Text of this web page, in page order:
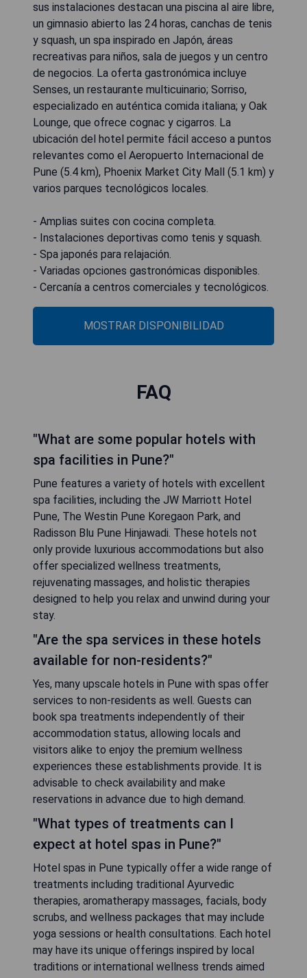
sus instalaciones destacan una piscina al aire libre,
un gimnasio abierto las 24 horas, canchas de tenis
y squash, un spa inspirado en Japón, áreas
recreativas para niños, sala de juegos y un centro
de negocios. La oferta gastronómica incluye
Senses, un restaurante multicuinario; Sorriso,
especializado en auténtica comida italiana; y Oak
Lounge, que ofrece cognac y cigarros. La
ubicación del hotel permite fácil acceso a puntos
relevantes como el Aeropuerto Internacional de
Pune (5.4 km), Phoenix Market City Mall (5.1 km) y
varios parques tecnológicos locales.
- Amplias suites con cocina completa.
- Instalaciones deportivas como tenis y squash.
- Spa japonés para relajación.
- Variadas opciones gastronómicas disponibles.
- Cercanía a centros comerciales y tecnológicos.
MOSTRAR DISPONIBILIDAD
FAQ
"What are some popular hotels with
spa facilities in Pune?"
Pune features a variety of hotels with excellent
spa facilities, including the JW Marriott Hotel
Pune, The Westin Pune Koregaon Park, and
Radisson Blu Pune Hinjawadi. These hotels not
only provide luxurious accommodations but also
offer specialized wellness treatments,
rejuvenating massages, and holistic therapies
designed to help you relax and unwind during your
stay.
"Are the spa services in these hotels
available for non-residents?"
Yes, many upscale hotels in Pune with spas offer
services to non-residents as well. Guests can
book spa treatments independently of their
accommodation status, allowing locals and
visitors alike to enjoy the premium wellness
experiences these establishments provide. It is
advisable to check availability and make
reservations in advance due to high demand.
"What types of treatments can I
expect at hotel spas in Pune?"
Hotel spas in Pune typically offer a wide range of
treatments including traditional Ayurvedic
therapies, aromatherapy massages, facials, body
scrubs, and wellness packages that may include
yoga sessions or health consultations. Each hotel
may have its unique offerings inspired by local
traditions or international wellness trends aimed